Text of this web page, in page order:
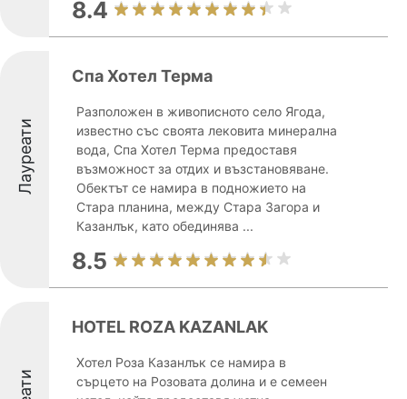
8.4
Лауреати
Спа Хотел Терма
Разположен в живописното село Ягода,
известно със своята лековита минерална
вода, Спа Хотел Терма предоставя
възможност за отдих и възстановяване.
Обектът се намира в подножието на
Стара планина, между Стара Загора и
Казанлък, като обединява ...
8.5
HOTEL ROZA KAZANLAK
Хотел Роза Казанлък се намира в
сърцето на Розовата долина и е семеен